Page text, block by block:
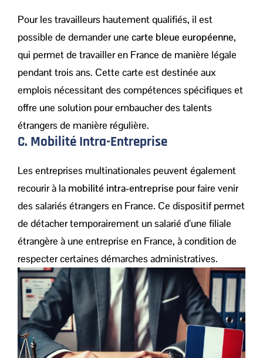
Pour les travailleurs hautement qualifiés, il est
possible de demander une carte bleue européenne,
qui permet de travailler en France de manière légale
pendant trois ans. Cette carte est destinée aux
emplois nécessitant des compétences spécifiques et
offre une solution pour embaucher des talents
étrangers de manière régulière.
C. Mobilité Intra-Entreprise
Les entreprises multinationales peuvent également
recourir à la mobilité intra-entreprise pour faire venir
des salariés étrangers en France. Ce dispositif permet
de détacher temporairement un salarié d’une filiale
étrangère à une entreprise en France, à condition de
respecter certaines démarches administratives.